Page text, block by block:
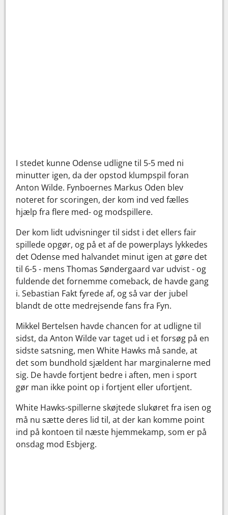
I stedet kunne Odense udligne til 5-5 med ni
minutter igen, da der opstod klumpspil foran
Anton Wilde. Fynboernes Markus Oden blev
noteret for scoringen, der kom ind ved fælles
hjælp fra flere med- og modspillere.
Der kom lidt udvisninger til sidst i det ellers fair
spillede opgør, og på et af de powerplays lykkedes
det Odense med halvandet minut igen at gøre det
til 6-5 - mens Thomas Søndergaard var udvist - og
fuldende det fornemme comeback, de havde gang
i. Sebastian Fakt fyrede af, og så var der jubel
blandt de otte medrejsende fans fra Fyn.
Mikkel Bertelsen havde chancen for at udligne til
sidst, da Anton Wilde var taget ud i et forsøg på en
sidste satsning, men White Hawks må sande, at
det som bundhold sjældent har marginalerne med
sig. De havde fortjent bedre i aften, men i sport
gør man ikke point op i fortjent eller ufortjent.
White Hawks-spillerne skøjtede slukøret fra isen og
må nu sætte deres lid til, at der kan komme point
ind på kontoen til næste hjemmekamp, som er på
onsdag mod Esbjerg.